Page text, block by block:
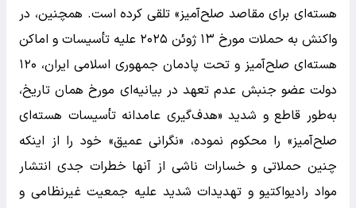
هسته‌ای برای مقاصد صلح‌آمیز» تلقی کرده است. همچنین، در
واکنش به حملات مورخ ۱۳ ژوئن ۲۰۲۵ علیه تأسیسات و اماکن
هسته‌ای صلح‌آمیز و تحت پادمان جمهوری اسلامی ایران، ۱۲۰
دولت عضو جنبش عدم تعهد در بیانیه‌ای مورخ همان تاریخ،
به‌طور قاطع و شدید «هدف‌گیری عامدانه تأسیسات هسته‌ای
صلح‌آمیز» را محکوم نموده، «نگرانی عمیق» خود را از اینکه
چنین حملاتی و خسارات ناشی از آنها خطرات جدی انتشار
مواد رادیواکتیو و تهدیدات شدید علیه جمعیت غیرنظامی و